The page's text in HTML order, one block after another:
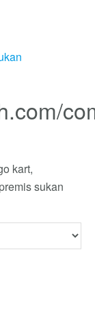
kart,
sukan